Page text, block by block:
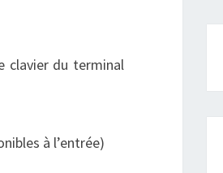
clavier du terminal
à l’entrée)